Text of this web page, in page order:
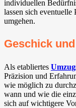
individuellen
lassen sich
umgehen.
Geschick
Als etabliertes
Präzision und
wie möglich zu
wann und wie die
sich auf wichtigere